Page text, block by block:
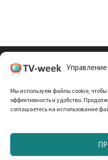
Мы используем файлы cookie, чтобы
эффективность и удобство.
соглашаетесь на использование
Политика
Запрещено